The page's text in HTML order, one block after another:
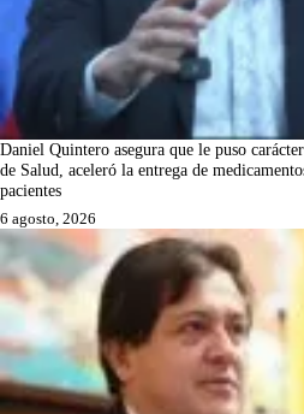
Daniel Quintero asegura que le puso
de Salud, aceleró la entrega de
pacientes
6 agosto, 2026